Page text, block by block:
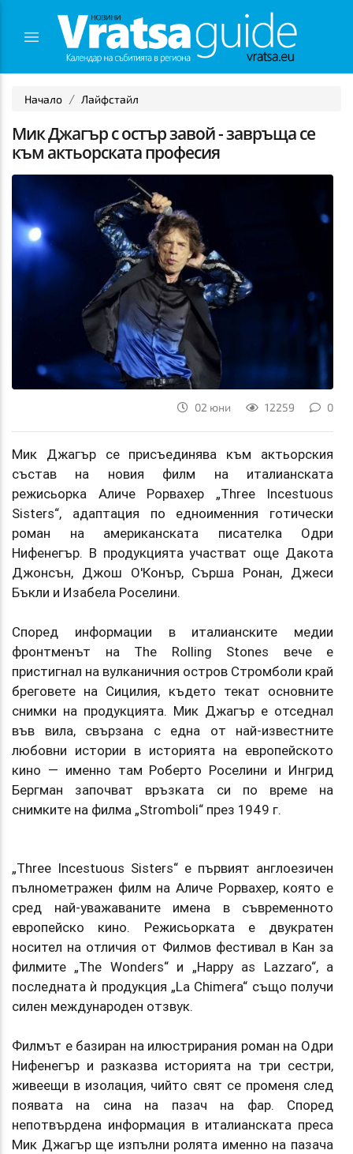
Начало Лайфстайл
Мик Джагър с остър завой - завръща се
към актьорската професия
02 юни 12259 0
Мик Джагър се присъединява към актьорския
състав на новия филм на италианската
режисьорка Аличе Рорвахер „Three Incestuous
Sisters“, адаптация по едноименния готически
роман на американската писателка Одри
Нифенегър. В продукцията участват още Дакота
Джонсън, Джош О'Конър, Сърша Ронан, Джеси
Бъкли и Изабела Роселини.
Според информации в италианските медии
фронтменът на The Rolling Stones вече е
пристигнал на вулканичния остров Стромболи край
бреговете на Сицилия, където текат основните
снимки на продукцията. Мик Джагър е отседнал
във вила, свързана с една от най-известните
любовни истории в историята на европейското
кино — именно там Роберто Роселини и Ингрид
Бергман започват връзката си по време на
снимките на филма „Stromboli“ през 1949 г.
„Three Incestuous Sisters“ е първият англоезичен
пълнометражен филм на Аличе Рорвахер, която е
сред най-уважаваните имена в съвременното
европейско кино. Режисьорката е двукратен
носител на отличия от Филмов фестивал в Кан за
филмите „The Wonders“ и „Happy as Lazzaro“, а
последната ѝ продукция „La Chimera“ също получи
силен международен отзвук.
Филмът е базиран на илюстрирания роман на Одри
Нифенегър и разказва историята на три сестри,
живеещи в изолация, чийто свят се променя след
появата на сина на пазач на фар. Според
непотвърдена информация в италианската преса
Мик Джагър ще изпълни ролята именно на пазача